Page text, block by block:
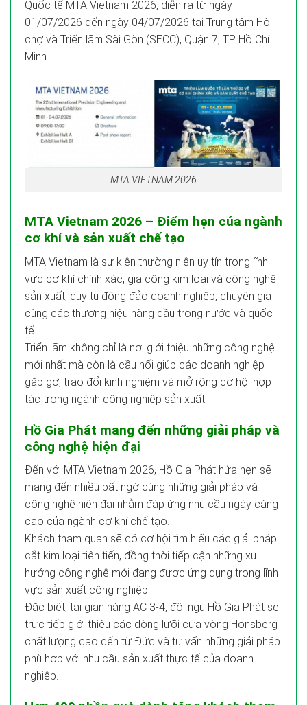
Quốc tế MTA Vietnam 2026, diễn ra từ ngày
01/07/2026 đến ngày 04/07/2026 tại Trung tâm Hội
chợ và Triển lãm Sài Gòn (SECC), Quận 7, TP. Hồ Chí
Minh.
MTA VIETNAM 2026
MTA Vietnam 2026 – Điểm hẹn của ngành
cơ khí và sản xuất chế tạo
MTA Vietnam là sự kiện thường niên uy tín trong lĩnh
vực cơ khí chính xác, gia công kim loại và công nghệ
sản xuất, quy tụ đông đảo doanh nghiệp, chuyên gia
cùng các thương hiệu hàng đầu trong nước và quốc
tế.
Triển lãm không chỉ là nơi giới thiệu những công nghệ
mới nhất mà còn là cầu nối giúp các doanh nghiệp
gặp gỡ, trao đổi kinh nghiệm và mở rộng cơ hội hợp
tác trong ngành công nghiệp sản xuất.
Hồ Gia Phát mang đến những giải pháp và
công nghệ hiện đại
Đến với MTA Vietnam 2026, Hồ Gia Phát hứa hẹn sẽ
mang đến nhiều bất ngờ cùng những giải pháp và
công nghệ hiện đại nhằm đáp ứng nhu cầu ngày càng
cao của ngành cơ khí chế tạo.
Khách tham quan sẽ có cơ hội tìm hiểu các giải pháp
cắt kim loại tiên tiến, đồng thời tiếp cận những xu
hướng công nghệ mới đang được ứng dụng trong lĩnh
vực sản xuất công nghiệp.
Đặc biệt, tại gian hàng AC 3-4, đội ngũ Hồ Gia Phát sẽ
trực tiếp giới thiệu các dòng lưỡi cưa vòng Honsberg
chất lượng cao đến từ Đức và tư vấn những giải pháp
phù hợp với nhu cầu sản xuất thực tế của doanh
nghiệp.